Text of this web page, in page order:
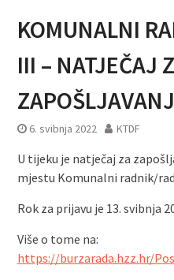
KOMUNALNI
III – NATJEČAJ
6. svibnja 2022 KTDF
U tijeku je natječaj za
mjestu Komunalni radnik/
Rok za prijavu je 13. svibnja
Više o tome na:
https://burzarada.hzz.hr/